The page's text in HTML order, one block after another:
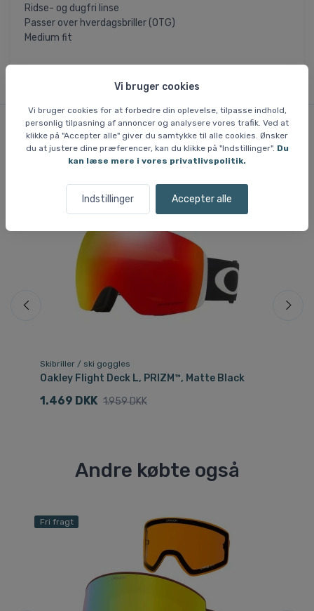
Vi bruger cookies
Vi bruger cookies for at forbedre din oplevelse, tilpasse indhold,
personlig tilpasning af annoncer og analysere vores trafik. Ved at
klikke på "Accepter alle" giver du samtykke til alle cookies. Ønsker
du at justere dine præferencer, kan du klikke på "Indstillinger". Du
kan læse mere i vores privatlivspolitik.
Indstillinger Accepter alle
Ridse- og dugfri linse
Passer over hverdagsbriller (OTG)
Medium fit
Lignende varer
Skibriller / ski goggles
Oakley Flight Deck L, PRIZM™, Matte Black
1.469 DKK 1.959 DKK
Andre købte også
Fri fragt